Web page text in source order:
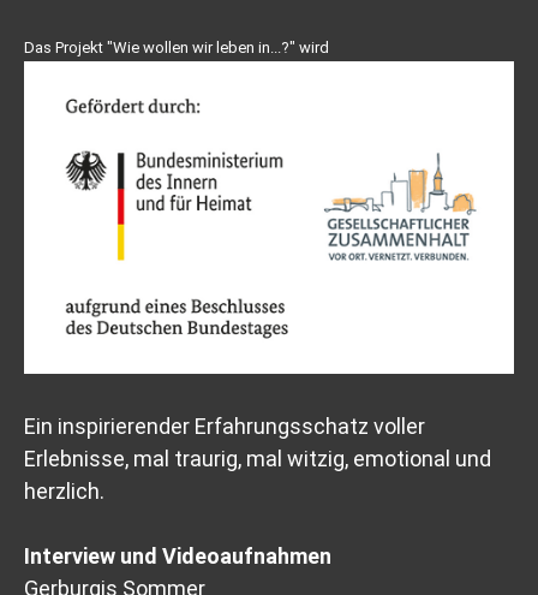
Das Projekt "Wie wollen wir leben in...?" wird
Ein inspirierender Erfahrungsschatz voller
Erlebnisse, mal traurig, mal witzig, emotional und
herzlich.
Interview und Videoaufnahmen
Gerburgis Sommer